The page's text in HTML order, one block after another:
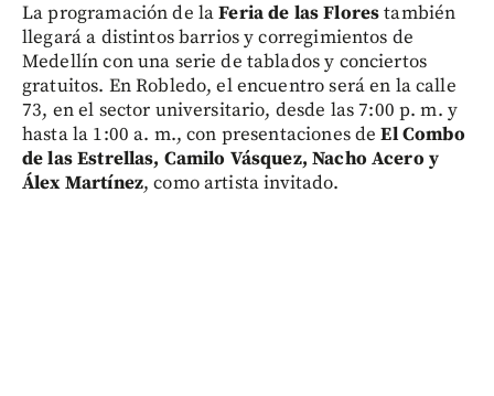
La programación de laFeria de las Florestambién
llegará a distintos barrios y corregimientos de
Medellín con una serie de tablados y conciertos
gratuitos. En Robledo, el encuentro será en la calle
73, en el sector universitario, desde las 7:00 p. m. y
hasta la 1:00 a. m., con presentaciones deEl Combo
de las Estrellas, Camilo Vásquez, Nacho Acero y
Álex Martínez, como artista invitado.